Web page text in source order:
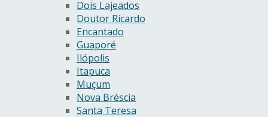
Dois Lajeados
Doutor Ricardo
Encantado
Guaporé
Ilópolis
Itapuca
Muçum
Nova Bréscia
Santa Teresa